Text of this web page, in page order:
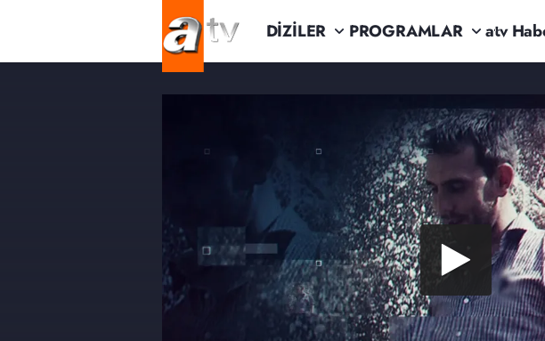
DİZİLER PROGRAMLAR atv